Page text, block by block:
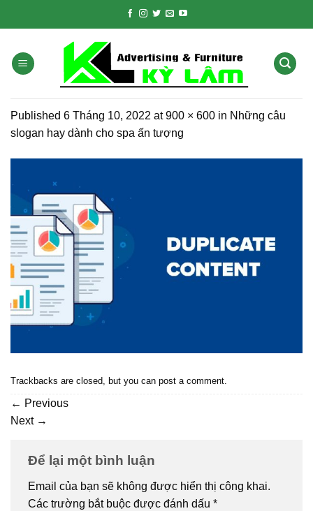
Published 6 Tháng 10, 2022 at900 × 600 in Những câu
slogan hay dành cho spa ấn tượng
Trackbacks are closed, but you can post a comment.
← Previous
Next →
Để lại một bình luận
Email của bạn sẽ không được hiển thị công khai.
Các trường bắt buộc được đánh dấu *